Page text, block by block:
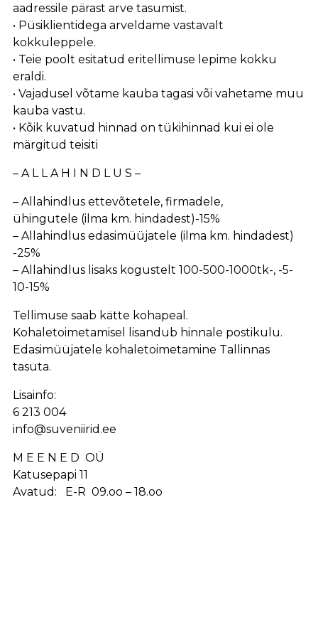
aadressile pärast arve tasumist.
• Püsiklientidega arveldame vastavalt
kokkuleppele.
• Teie poolt esitatud eritellimuse lepime kokku
eraldi.
• Vajadusel võtame kauba tagasi või vahetame muu
kauba vastu.
• Kõik kuvatud hinnad on tükihinnad kui ei ole
märgitud teisiti
– A L L A H I N D L U S –
– Allahindlus ettevõtetele, firmadele,
ühingutele (ilma km. hindadest)-15%
– Allahindlus edasimüüjatele (ilma km. hindadest)
-25%
– Allahindlus lisaks kogustelt 100-500-1000tk-, -5-
10-15%
Tellimuse saab kätte kohapeal.
Kohaletoimetamisel lisandub hinnale postikulu.
Edasimüüjatele kohaletoimetamine Tallinnas
tasuta.
Lisainfo:
6 213 004
info@suveniirid.ee
M E E N E D OÜ
Katusepapi 11
Avatud: E-R 09.oo – 18.oo